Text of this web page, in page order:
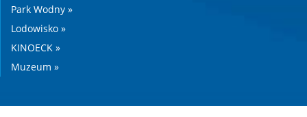
Park Wodny »
Lodowisko »
KINOECK »
Muzeum »